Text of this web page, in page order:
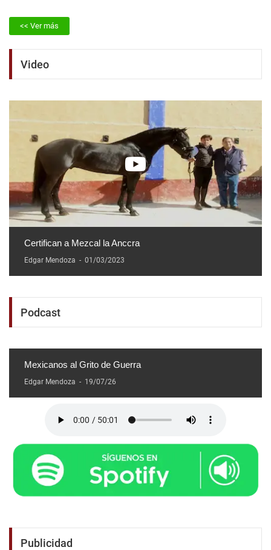
<< Ver más
Video
Certifican a Mezcal la Anccra
Edgar Mendoza - 01/03/2023
Podcast
Mexicanos al Grito de Guerra
Edgar Mendoza - 19/07/26
Publicidad